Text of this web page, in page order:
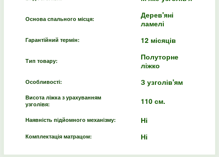
Основа спального місця:
Дерев'яні
ламелі
Гарантійний термін: 12 місяців
Тип товару:
Полуторне
ліжко
Особливості: З узголів'ям
Висота ліжка з урахуванням
узголівя:
110 см.
Наявність підйомного механізму: Ні
Комплектація матрацом: Ні